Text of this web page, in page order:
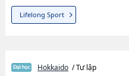
Lifelong Sport
Hokkaido / Tư lập